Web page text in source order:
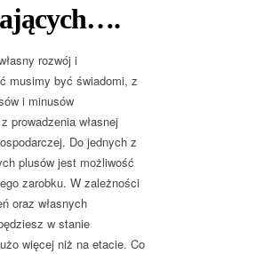
rozwój i
musimy być świadomi, z
i minusów
prowadzenia własnej
Do jednych z
plusów jest możliwość
zarobku. W zależności
oraz własnych
w stanie
więcej niż na etacie. Co